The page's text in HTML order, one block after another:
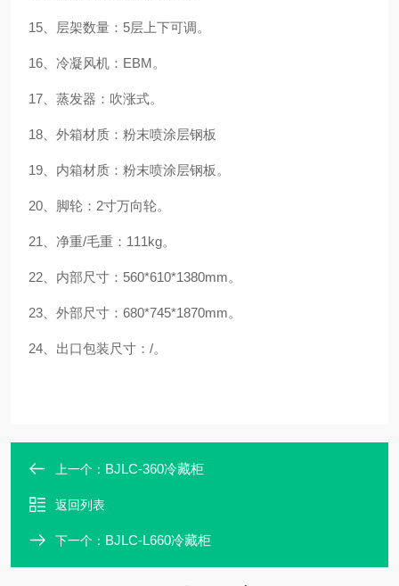
15、层架数量：5层上下可调。
16、冷凝风机：EBM。
17、蒸发器：吹涨式。
18、外箱材质：粉末喷涂层钢板
19、内箱材质：粉末喷涂层钢板。
20、脚轮：2寸万向轮。
21、净重/毛重：111kg。
22、内部尺寸：560*610*1380mm。
23、外部尺寸：680*745*1870mm。
24、出口包装尺寸： /。
上一个： BJLC-360冷藏柜
返回列表
下一个： BJLC-L660冷藏柜